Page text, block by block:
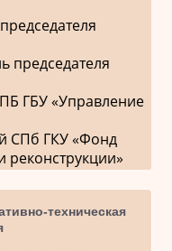
председателя
ГБУ «Управление
СПб ГКУ «Фонд
реконструкции»
техническая